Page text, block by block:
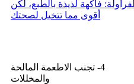
الفراولة: فاكهة لذيذة بالطبع، لكن
أقوى مما تتخيل لصحتك
4- تجنب الاطعمة المالحة
والمخللات